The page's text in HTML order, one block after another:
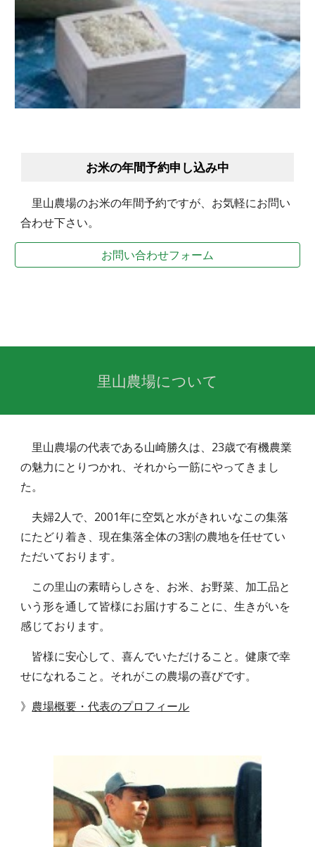
お米の年間予約申し込み中
里山農場のお米の年間予約ですが、お気軽にお問い
合わせ下さい。
お問い合わせフォーム
里山農場について
里山農場の代表である山崎勝久は、23歳で有機農業
の魅力にとりつかれ、それから一筋にやってきまし
た。
夫婦2人で、2001年に空気と水がきれいなこの集落
にたどり着き、現在集落全体の3割の農地を任せてい
ただいております。
この里山の素晴らしさを、お米、お野菜、加工品と
いう形を通して皆様にお届けすることに、生きがいを
感じております。
皆様に安心して、喜んでいただけること。健康で幸
せになれること。それがこの農場の喜びです。
》 農場概要・代表のプロフィール